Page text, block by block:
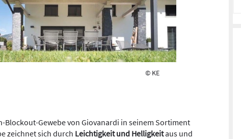
© KE
Blockout-Gewebe von Giovanardi in seinem Sortiment
zeichnet sich durch Leichtigkeit und Helligkeitaus und